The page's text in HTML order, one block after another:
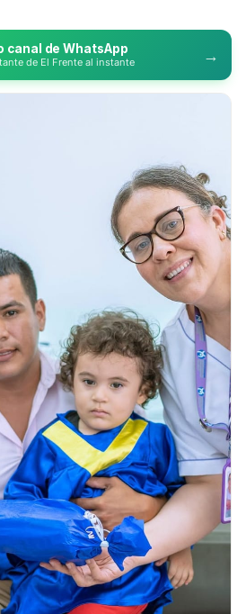
canal de WhatsApp
de El Frente al instante →